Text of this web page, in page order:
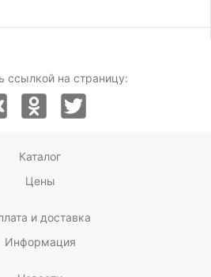
ссылкой на страницу:
Каталог
Цены
и доставка
Информация